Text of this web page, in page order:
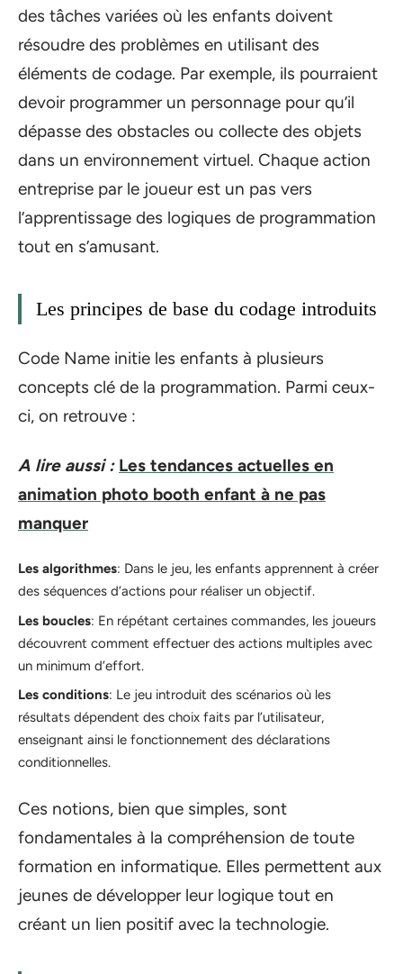
des tâches variées où les enfants doivent
résoudre des problèmes en utilisant des
éléments de codage. Par exemple, ils pourraient
devoir programmer un personnage pour qu’il
dépasse des obstacles ou collecte des objets
dans un environnement virtuel. Chaque action
entreprise par le joueur est un pas vers
l’apprentissage des logiques de programmation
tout en s’amusant.
Les principes de base du codage introduits
Code Name initie les enfants à plusieurs
concepts clé de la programmation. Parmi ceux-
ci, on retrouve :
A lire aussi : Les tendances actuelles en
animation photo booth enfant à ne pas
manquer
Les algorithmes: Dans le jeu, les enfants apprennent à créer
des séquences d’actions pour réaliser un objectif.
Les boucles: En répétant certaines commandes, les joueurs
découvrent comment effectuer des actions multiples avec
un minimum d’effort.
Les conditions: Le jeu introduit des scénarios où les
résultats dépendent des choix faits par l’utilisateur,
enseignant ainsi le fonctionnement des déclarations
conditionnelles.
Ces notions, bien que simples, sont
fondamentales à la compréhension de toute
formation en informatique. Elles permettent aux
jeunes de développer leur logique tout en
créant un lien positif avec la technologie.